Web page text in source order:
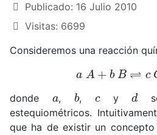
Publicado: 16 Julio 2010
Visitas: 6699
Consideremos una reacción
a A +b B⇌c
donde , b, y d
estequiométricos.
que ha de existir un